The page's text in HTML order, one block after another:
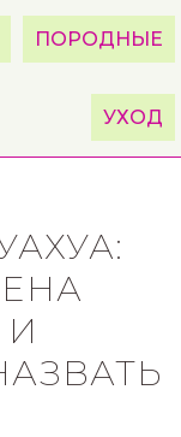
ПОРОДНЫЕ
УХОД